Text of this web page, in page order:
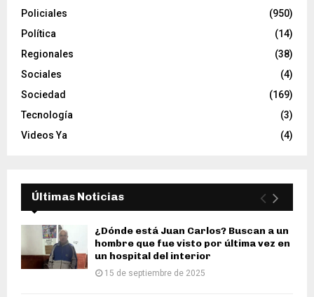
Policiales
(950)
Política
(14)
Regionales
(38)
Sociales
(4)
Sociedad
(169)
Tecnología
(3)
Videos Ya
(4)
Últimas Noticias
¿Dónde está Juan Carlos? Buscan a un
hombre que fue visto por última vez en
un hospital del interior
15 de septiembre de 2025